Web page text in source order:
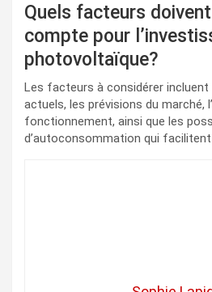
Quels facteurs
compte pour
photovoltaïque?
Les facteurs à considérer incluent
actuels, les prévisions du marché,
fonctionnement, ainsi que les
d’autoconsommation qui